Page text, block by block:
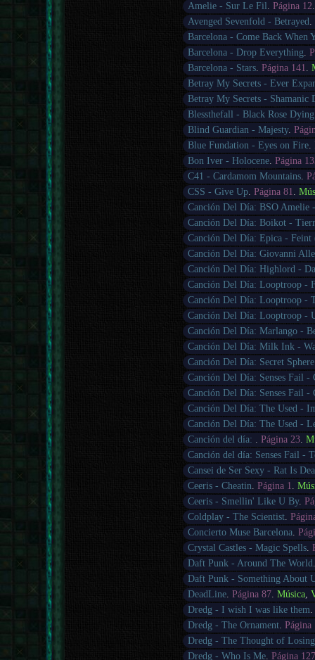
Amelie - Sur Le Fil .Página 12
Avenged Sevenfold - Betrayed.
Barcelona - Come Back When
Barcelona - Drop Everything.
Barcelona - Stars.Página 141.
Betray My Secrets - Ever
Betray My Secrets - Shamanic
Blessthefall - Black Rose Dying
Blind Guardian - Majesty.
Blue Fundation - Eyes on Fire.
Bon Iver - Holocene.Página
C41 - Cardamom Mountains.
CSS - Give Up.Página 81.
Canción Del Día: BSO Amelie
Canción Del Día: Boikot -
Canción Del Día: Epica - Feint
Canción Del Día: Giovanni
Canción Del Día: Highlord -
Canción Del Día: Looptroop -
Canción Del Día: Looptroop -
Canción Del Día: Looptroop -
Canción Del Día: Marlango -
Canción Del Día: Milk Ink -
Canción Del Día: Secret
Canción Del Día: Senses Fail -
Canción Del Día: Senses Fail -
Canción Del Día: The Used -
Canción Del Día: The Used -
Canción del día: .Página 23.
Canción del día: Senses Fail -
Cansei de Ser Sexy - Rat Is
Ceeris - Cheatin.Página 1.
Ceeris - Smellin' Like U By.
Coldplay - The Scientist.
Concierto Muse Barcelona.
Crystal Castles - Magic Spells.
Daft Punk - Around The World
Daft Punk - Something About
DeadLine.Página 87.Música,
Dredg - I wish I was like them
Dredg - The Ornament.Página
Dredg - The Thought of
Dredg - Who Is Me.Página